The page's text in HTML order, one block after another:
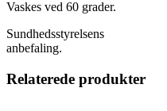
Vaskes ved 60 grader.
Sundhedsstyrelsens
anbefaling.
Relaterede produkter